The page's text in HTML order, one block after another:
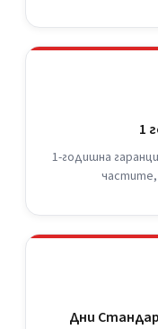
1
1-годишна
частите,
Дни